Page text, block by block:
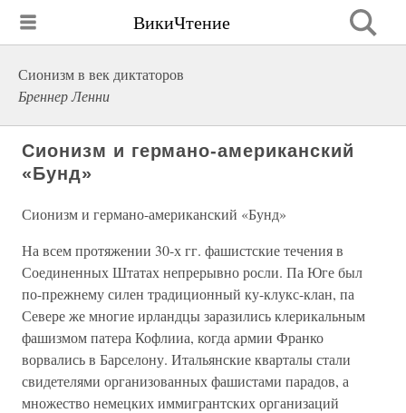
ВикиЧтение
Сионизм в век диктаторов
Бреннер Ленни
Сионизм и германо-американский
«Бунд»
Сионизм и германо-американский «Бунд»
На всем протяжении 30-х гг. фашистские течения в
Соединенных Штатах непрерывно росли. Па Юге был
по-прежнему силен традиционный ку-клукс-клан, па
Севере же многие ирландцы заразились клерикальным
фашизмом патера Кофлииа, когда армии Франко
ворвались в Барселону. Итальянские кварталы стали
свидетелями организованных фашистами парадов, а
множество немецких иммигрантских организаций